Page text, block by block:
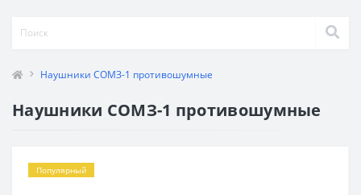
Наушники СОМЗ-1 противошумные
Наушники СОМЗ-1 противошумные
Популярный